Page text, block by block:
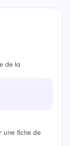
de la
une fiche de